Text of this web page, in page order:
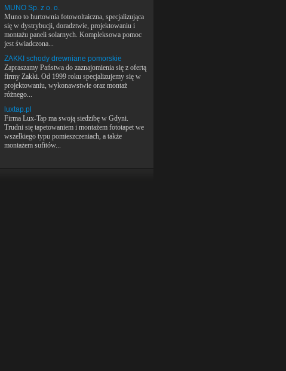
MUNO Sp. z o. o.
Muno to hurtownia fotowoltaiczna, specjalizująca
się w dystrybucji, doradztwie, projektowaniu i
montażu paneli solarnych. Kompleksowa pomoc
jest świadczona...
ZAKKI schody drewniane pomorskie
Zapraszamy Państwa do zaznajomienia się z ofertą
firmy Zakki. Od 1999 roku specjalizujemy się w
projektowaniu, wykonawstwie oraz montaż
różnego...
luxtap.pl
Firma Lux-Tap ma swoją siedzibę w Gdyni.
Trudni się tapetowaniem i montażem fototapet we
wszelkiego typu pomieszczeniach, a także
montażem sufitów...